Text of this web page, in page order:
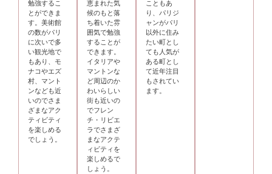
勉強するこ
とができま
す。美術館
の数がパリ
に次いで多
い観光地で
もあり、モ
ナコやエズ
村、マント
ンなども近
いのでさま
ざまなアク
ティビティ
を楽しめる
でしょう。
恵まれた気
候のもと落
ち着いた雰
囲気で勉強
することが
できます。
イタリアや
マントンな
ど周辺のか
わいらしい
街も近いの
でフレン
チ・リビエ
ラでさまざ
まなアクテ
ィビティを
楽しめるで
しょう。
こともあ
り、パリジ
ャンがパリ
以外に住み
たい町とし
ても人気が
ある町とし
て近年注目
もされてい
ます。